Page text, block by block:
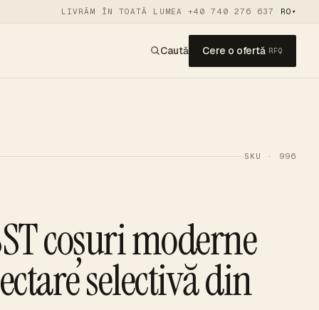
LIVRĂM ÎN TOATĂ LUMEA · +40 740 276 637 · RO ▾
Caută Cere o ofertă RFQ
SKU · 996
coșuri moderne
selectivă din